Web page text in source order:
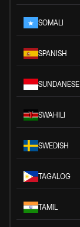
SOMALI
SPANISH
SUNDANESE
SWAHILI
SWEDISH
TAGALOG
TAMIL